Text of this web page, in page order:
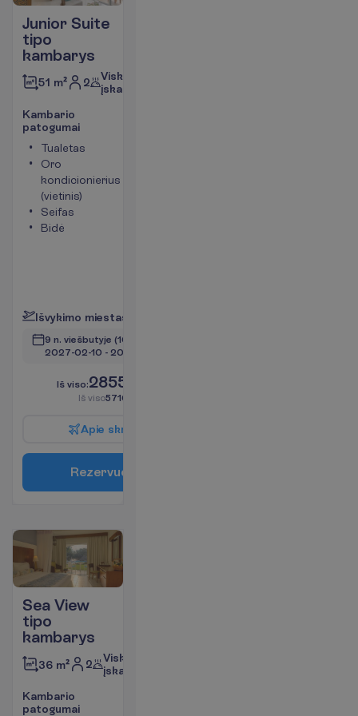
Junior Suite
tipo
kambarys
51 m² 2
Viskas
įskaičiuota
Kambario
patogumai
Tualetas
Oro
kondicionierius
(vietinis)
Seifas
Bidė
Išvykimo miestas
9 n. viešbutyje (10 n. iš viso)
2027-02-10 - 2027-02-20
Iš viso:2855.00
Iš viso5710.00
Apie skr
Rezervuo
Sea View
tipo
kambarys
36 m² 2
Viskas
įskaičiuota
Kambario
patogumai